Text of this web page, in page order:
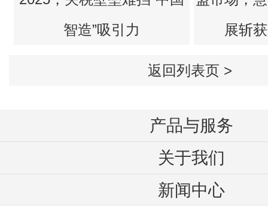
智造”吸引力 展斩
返回列表页 >
产品与服务
关于我们
新闻中心